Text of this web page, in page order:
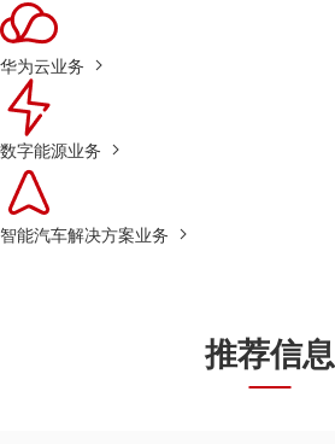
华为云业务
数字能源业务
智能汽车解决方案业务
推荐信息